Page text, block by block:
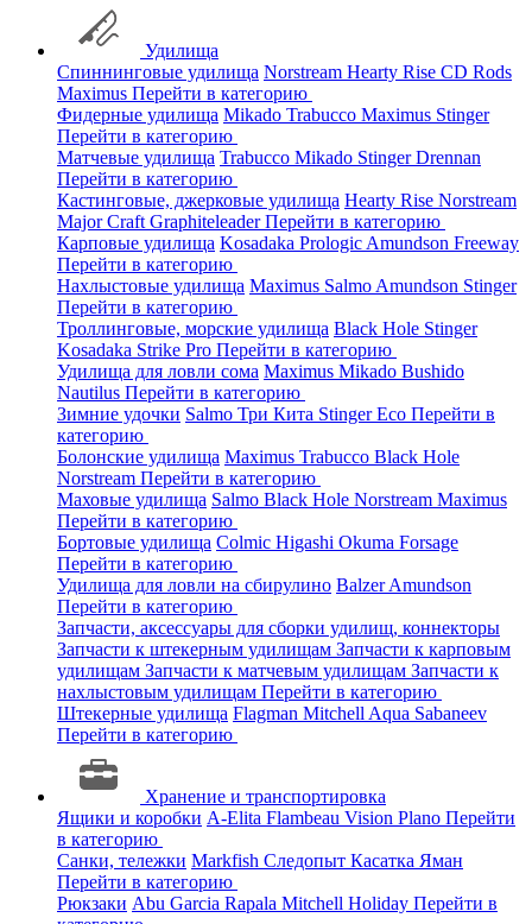
Удилища
Спиннинговые удилища Norstream Hearty Rise CD Rods
Maximus Перейти в категорию
Фидерные удилища Mikado Trabucco Maximus Stinger
Перейти в категорию
Матчевые удилища Trabucco Mikado StingerDrennan
Перейти в категорию
Кастинговые, джерковые удилища Hearty Rise Norstream
Major Craft GraphiteleaderПерейти в категорию
Карповые удилища Kosadaka Prologic Amundson Freeway
Перейти в категорию
Нахлыстовые удилища Maximus Salmo Amundson Stinger
Перейти в категорию
Троллинговые, морские удилища Black Hole Stinger
Kosadaka Strike Pro Перейти в категорию
Удилища для ловли сома Maximus Mikado Bushido
Nautilus Перейти в категорию
Зимние удочки Salmo Три Кита StingerEco Перейти в
категорию
Болонские удилища Maximus Trabucco Black Hole
Norstream Перейти в категорию
Маховые удилища Salmo Black Hole Norstream Maximus
Перейти в категорию
Бортовые удилища Colmic Higashi Okuma Forsage
Перейти в категорию
Удилища для ловли на сбирулино BalzerAmundson
Перейти в категорию
Запчасти, аксессуары для сборки удилищ, коннекторы
Запчасти к штекерным удилищам Запчасти к карповым
удилищам Запчасти к матчевым удилищам Запчасти к
нахлыстовым удилищам Перейти в категорию
Штекерные удилища Flagman Mitchell Aqua Sabaneev
Перейти в категорию
Хранение и транспортировка
Ящики и коробки A-Elita Flambeau Vision Plano Перейти
в категорию
Санки, тележки Markfish Следопыт Касатка Яман
Перейти в категорию
Рюкзаки Abu Garcia Rapala Mitchell Holiday Перейти в